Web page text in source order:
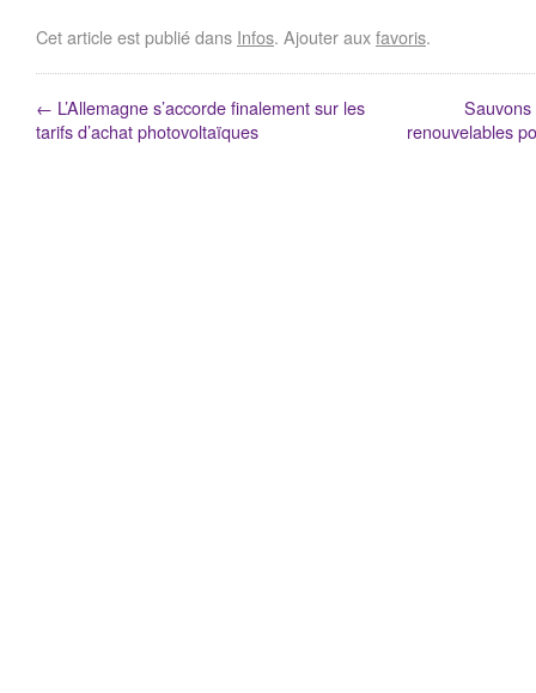
Cet article est publié dans Infos. Ajouter auxfavoris.
← L’Allemagne s’accorde finalement sur les
tarifs d’achat photovoltaïques
renouvelables